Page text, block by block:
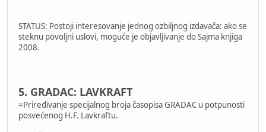
STATUS: Postoji interesovanje jednog ozbiljnog izdavača: ako se
steknu povoljni uslovi, moguće je objavljivanje do Sajma knjiga
2008.
5. GRADAC: LAVKRAFT
=Priređivanje specijalnog broja časopisa GRADAC u potpunosti
posvećenog H.F. Lavkraftu.